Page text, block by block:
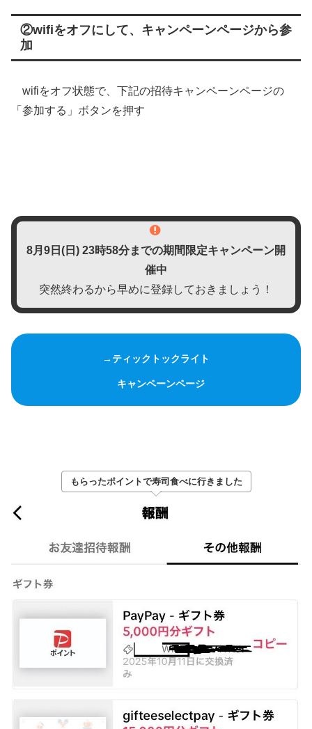
②wifiをオフにして、キャンペーンページから参
加
wifiをオフ状態で、下記の招待キャンペーンページの
「参加する」ボタンを押す
8月9日(日) 23時58分までの期間限定キャンペーン開
催中
突然終わるから早めに登録しておきましょう！
→ティックトックライト
キャンペーンページ
もらったポイントで寿司食べに行きました